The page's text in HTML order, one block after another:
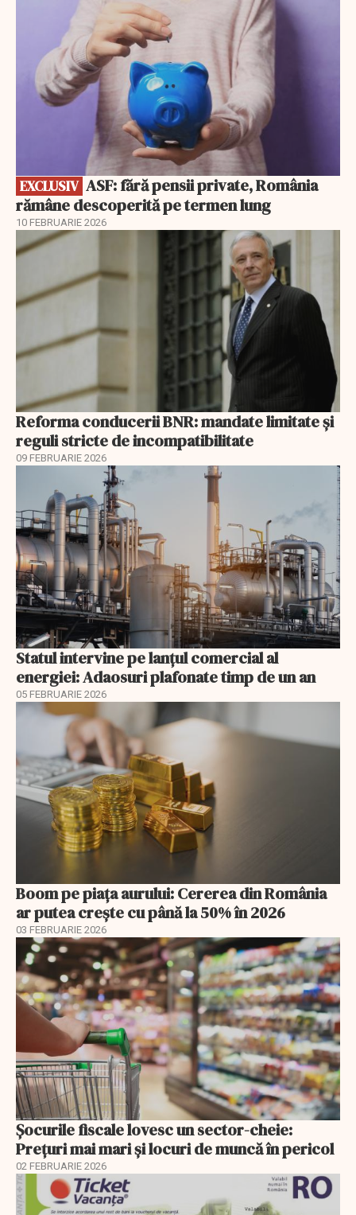
EXCLUSIV
rămâne descoperită pe termen lung
10 FEBRUARIE 2026
Reforma conducerii BNR: mandate limitate și
reguli stricte de incompatibilitate
09 FEBRUARIE 2026
Statul intervine pe lanțul comercial al
energiei: Adaosuri plafonate timp de un an
05 FEBRUARIE 2026
Boom pe piața aurului: Cererea din România
ar putea crește cu până la 50% în 2026
03 FEBRUARIE 2026
Șocurile fiscale lovesc un sector-cheie:
Prețuri mai mari și locuri de muncă în pericol
02 FEBRUARIE 2026